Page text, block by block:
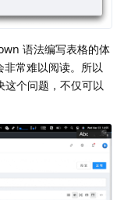
语法编写表格的体
常难以阅读。所以
这个问题，不仅可以